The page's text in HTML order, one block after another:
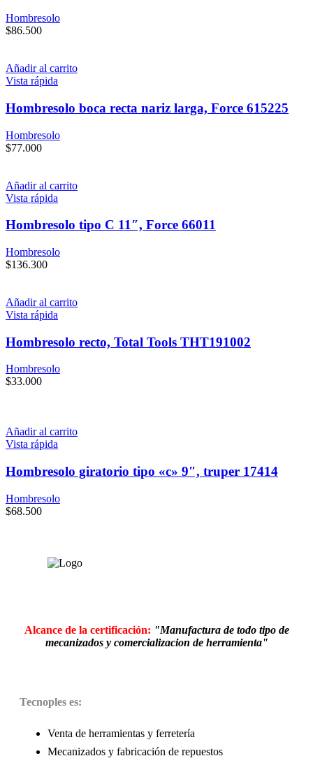
Hombresolo
$86.500
Añadir al carrito
Vista rápida
Hombresolo boca recta nariz larga, Force 615225
Hombresolo
$77.000
Añadir al carrito
Vista rápida
Hombresolo tipo C 11″, Force 66011
Hombresolo
$136.300
Añadir al carrito
Vista rápida
Hombresolo recto, Total Tools THT191002
Hombresolo
$33.000
Añadir al carrito
Vista rápida
Hombresolo giratorio tipo «c» 9″, truper 17414
Hombresolo
$68.500
Alcance de la certificación: "Manufactura de todo tipo de
mecanizados y comercializacion de herramienta"
Tecnoples es:
Venta de herramientas y ferretería
Mecanizados y fabricación de repuestos